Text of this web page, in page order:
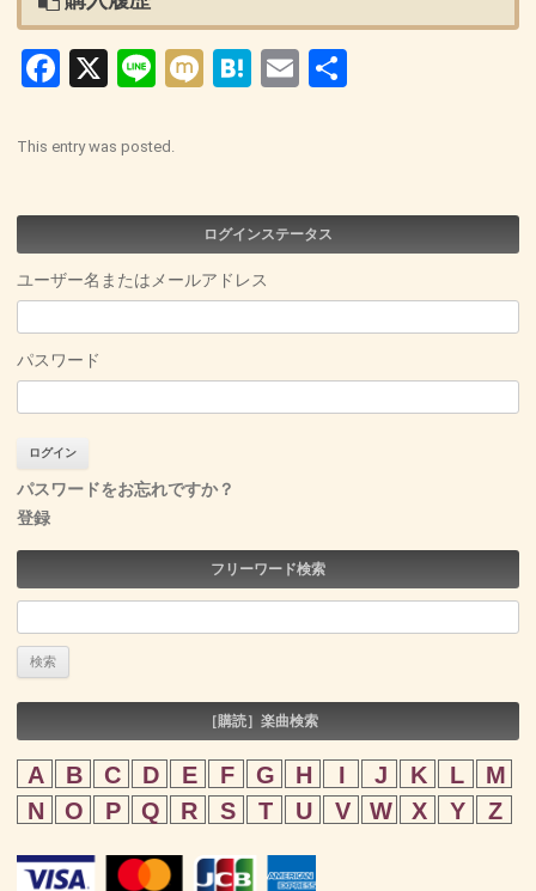
Facebook
X LineMixiHatena
Email
This entry was posted.
ログインステータス
ユーザー名またはメールアドレス
パスワード
パスワードをお忘れですか？
登録
フリーワード検索
［購読］楽曲検索
A B C D E F G H I J K L
M
N
O P Q R S T U V W X Y Z